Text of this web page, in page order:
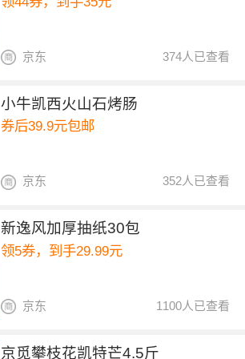
374人已查看
京东
小牛凯西火山石烤肠
券后39.9元包邮
352人已查看
京东
新逸风加厚抽纸30包
领5券，到手29.99元
1100人已查看
京东
京觅攀枝花凯特芒4.5斤